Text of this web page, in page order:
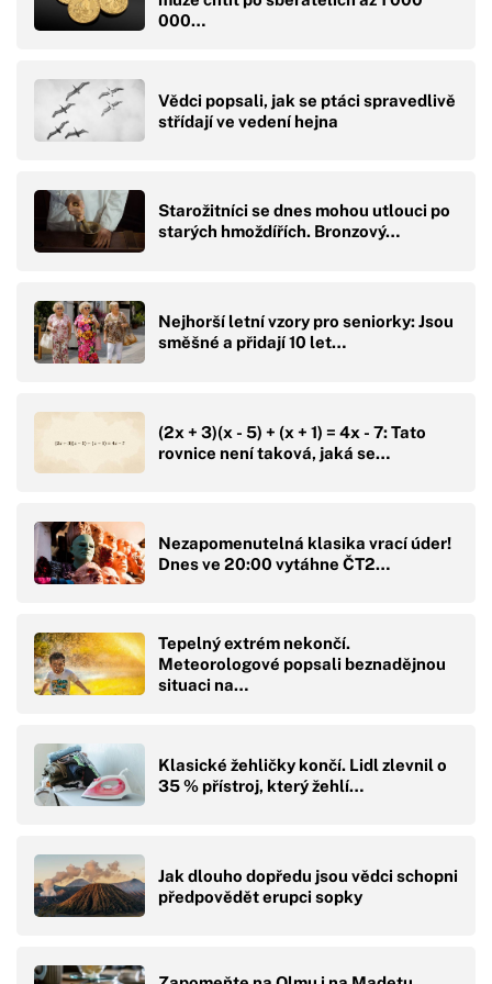
000…
Vědci popsali, jak se ptáci spravedlivě
střídají ve vedení hejna
Starožitníci se dnes mohou utlouci po
starých hmoždířích. Bronzový…
Nejhorší letní vzory pro seniorky: Jsou
směšné a přidají 10 let…
(2x + 3)(x - 5) + (x + 1) = 4x - 7: Tato
rovnice není taková, jaká se…
Nezapomenutelná klasika vrací úder!
Dnes ve 20:00 vytáhne ČT2…
Tepelný extrém nekončí.
Meteorologové popsali beznadějnou
situaci na…
Klasické žehličky končí. Lidl zlevnil o
35 % přístroj, který žehlí…
Jak dlouho dopředu jsou vědci schopni
předpovědět erupci sopky